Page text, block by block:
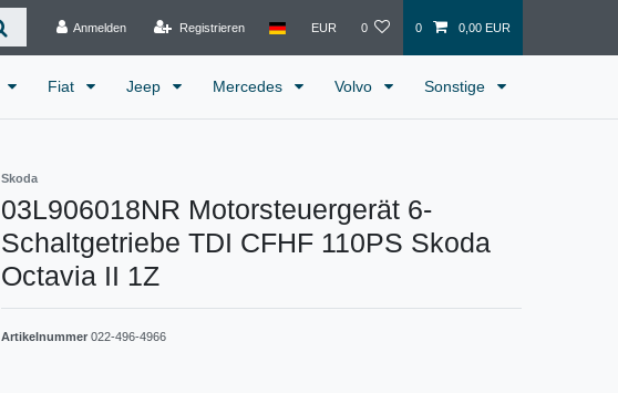
Anmelden Registrieren EUR 0 0 0,00 EUR
Fiat Jeep Mercedes Volvo Sonstige
Skoda
03L906018NR Motorsteuergerät 6-
Schaltgetriebe TDI CFHF 110PS Skoda
Octavia II 1Z
Artikelnummer 022-496-4966